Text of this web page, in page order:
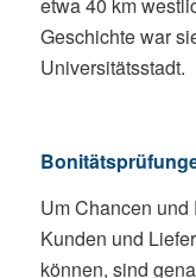
Geschichte war
Universitätsstadt.
Um Chancen
Kunden und
können, sind